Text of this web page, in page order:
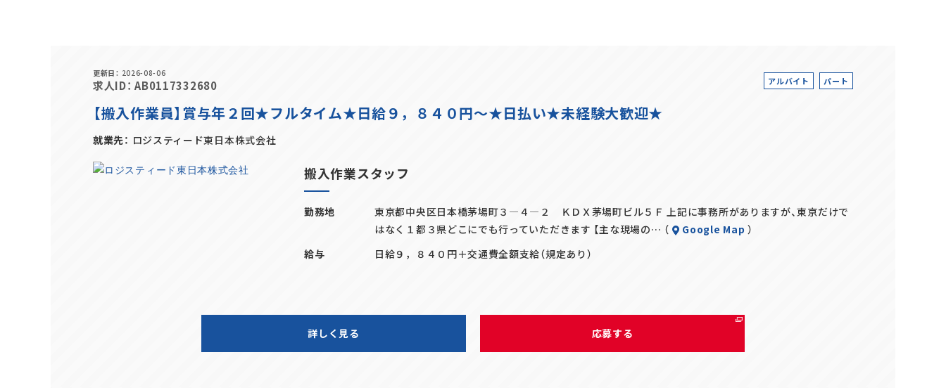
更新日 2026-08-06
求人ID AB0117332680 アルバイト パート
【搬入作業員】賞与年２回★フルタイム★日給９，８４０円～★日払い★未経験大歓迎★
就業先 ロジスティード東日本株式会社
搬入作業スタッフ
勤務地
東京都中央区日本橋茅場町３―４―２ ＫＤＸ茅場町ビル５Ｆ 上記に事務所がありますが、東京だけで
はなく１都３県どこにでも行っていただきます 【主な現場の… （
Google Map ）
給与
日給９，８４０円＋交通費全額支給（規定あり）
詳しく見る 応募する